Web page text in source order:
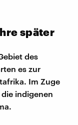
später
des
es zur
Im Zuge
indigenen